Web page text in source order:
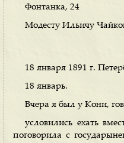
Фонтанка, 24
Модесту Ильичу
18 января 1891 г.
18 январь.
Вчера я был у Кони,
условились ехать
поговорила с